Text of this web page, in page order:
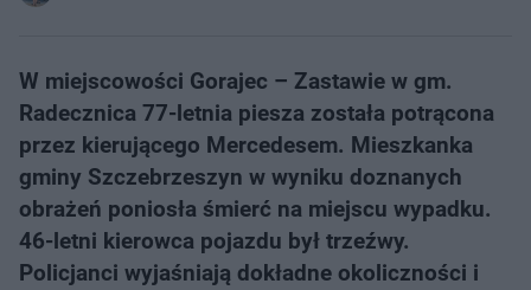
W miejscowości Gorajec – Zastawie w gm.
Radecznica 77-letnia piesza została potrącona
przez kierującego Mercedesem. Mieszkanka
gminy Szczebrzeszyn w wyniku doznanych
obrażeń poniosła śmierć na miejscu wypadku.
46-letni kierowca pojazdu był trzeźwy.
Policjanci wyjaśniają dokładne okoliczności i